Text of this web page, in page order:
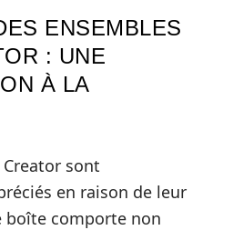
ENSEMBLES
: UNE
À LA
sont
en raison de leur
boîte comporte non